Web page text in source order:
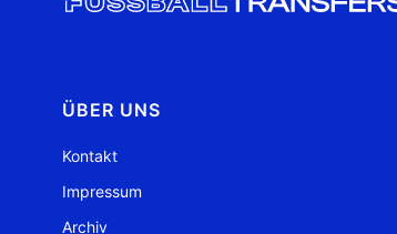
ÜBER UNS
Kontakt
Impressum
Archiv